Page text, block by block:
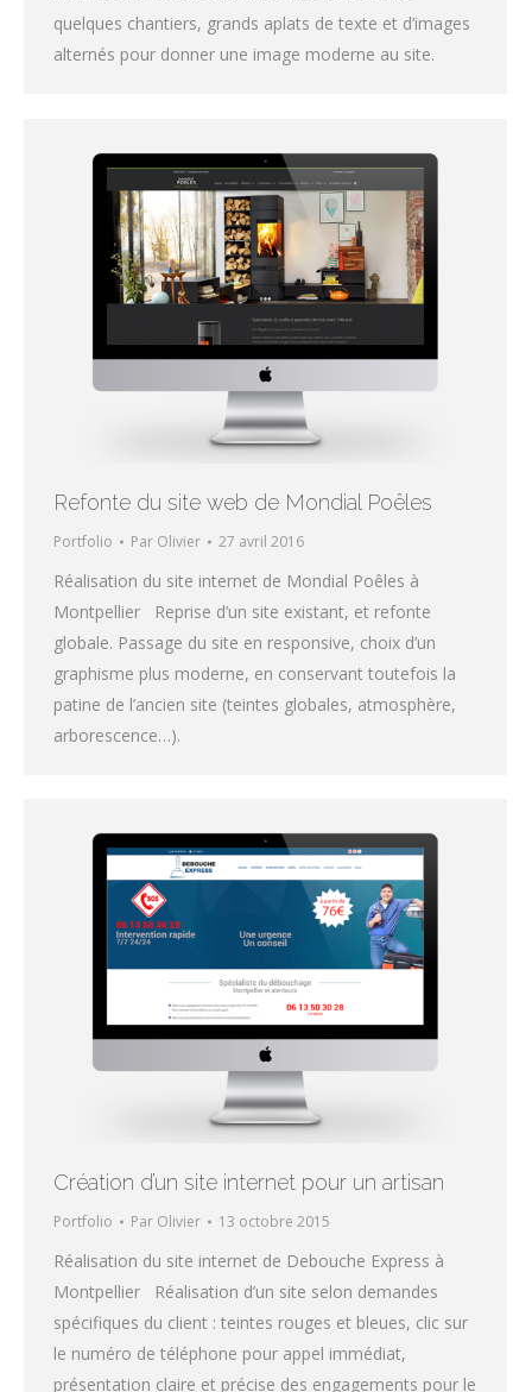
quelques chantiers, grands aplats de texte et d’images
alternés pour donner une image moderne au site.
Refonte du site web de Mondial Poêles
Portfolio Par Olivier 27 avril 2016
Réalisation du site internet de Mondial Poêles à
Montpellier Reprise d’un site existant, et refonte
globale. Passage du site en responsive, choix d’un
graphisme plus moderne, en conservant toutefois la
patine de l’ancien site (teintes globales, atmosphère,
arborescence…).
Création d’un site internet pour un artisan
Portfolio Par Olivier 13 octobre 2015
Réalisation du site internet de Debouche Express à
Montpellier Réalisation d’un site selon demandes
spécifiques du client : teintes rouges et bleues, clic sur
le numéro de téléphone pour appel immédiat,
présentation claire et précise des engagements pour le